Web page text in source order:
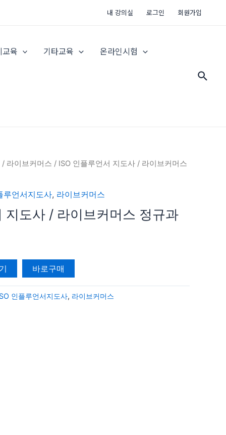
내 강의실 로그인 회원가입
육 기타교육 온라인시험
검
/ 라이브커머스 / ISO 인플루언서 지도사 / 라이브커머스
루언서지도사, 라이브커머스
지도사 / 라이브커머스 정규과
바로구매
인플루언서지도사, 라이브커머스